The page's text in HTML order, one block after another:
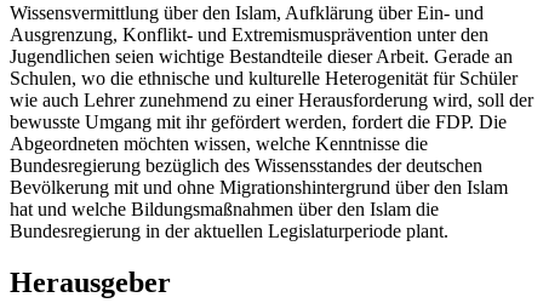
Wissensvermittlung über den Islam, Aufklärung über Ein- und
Ausgrenzung, Konflikt- und Extremismusprävention unter den
Jugendlichen seien wichtige Bestandteile dieser Arbeit. Gerade an
Schulen, wo die ethnische und kulturelle Heterogenität für Schüler
wie auch Lehrer zunehmend zu einer Herausforderung wird, soll der
bewusste Umgang mit ihr gefördert werden, fordert die FDP. Die
Abgeordneten möchten wissen, welche Kenntnisse die
Bundesregierung bezüglich des Wissensstandes der deutschen
Bevölkerung mit und ohne Migrationshintergrund über den Islam
hat und welche Bildungsmaßnahmen über den Islam die
Bundesregierung in der aktuellen Legislaturperiode plant.
Herausgeber